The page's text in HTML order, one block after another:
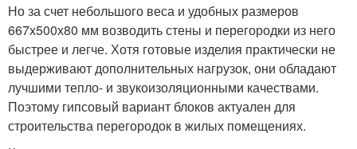
Но за счет небольшого веса и удобных размеров
667х500х80 мм возводить стены и перегородки из него
быстрее и легче. Хотя готовые изделия практически не
выдерживают дополнительных нагрузок, они обладают
лучшими тепло- и звукоизоляционными качествами.
Поэтому гипсовый вариант блоков актуален для
строительства перегородок в жилых помещениях.